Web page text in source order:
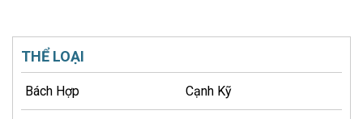
THỂ LOẠI
Bách Hợp Cạnh Kỹ